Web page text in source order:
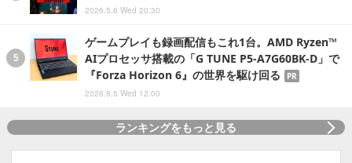
2026.5.6 Wed 20:30
ゲームプレイも録画配信もこれ1台。AMD Ryzen™
AIプロセッサ搭載の「G TUNE P5-A7G60BK-D」で
『Forza Horizon 6』の世界を駆け回る
PR
2026.8.5 Wed 12:00
ランキングをもっと見る